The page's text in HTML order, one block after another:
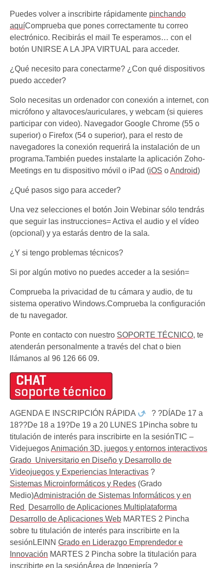
Puedes volver a inscribirte rápidamente pinchando
aquíComprueba que pones correctamente tu correo
electrónico. Recibirás el mail Te esperamos… con el
botón UNIRSE A LA JPA VIRTUAL para acceder.
¿Qué necesito para conectarme? ¿Con qué dispositivos
puedo acceder?
Solo necesitas un ordenador con conexión a internet, con
micrófono y altavoces/auriculares, y webcam (si quieres
participar con video). Navegador Google Chrome (55 o
superior) o Firefox (54 o superior), para el resto de
navegadores la conexión requerirá la instalación de un
programa.También puedes instalarte la aplicación Zoho-
Meetings en tu dispositivo móvil o iPad (iOS oAndroid)
¿Qué pasos sigo para acceder?
Una vez selecciones el botón Join Webinar sólo tendrás
que seguir las instrucciones= Activa el audio y el vídeo
(opcional) y ya estarás dentro de la sala.
¿Y si tengo problemas técnicos?
Si por algún motivo no puedes acceder a la sesión=
Comprueba la privacidad de tu cámara y audio, de tu
sistema operativo Windows.Comprueba la configuración
de tu navegador.
Ponte en contacto con nuestro SOPORTE TÉCNICO, te
atenderán personalmente a través del chat o bien
llámanos al 96 126 66 09.
AGENDA E INSCRIPCIÓN RÁPIDA
? ?DÍADe 17 a
18??De 18 a 19?De 19 a 20 LUNES 1Pincha sobre tu
titulación de interés para inscribirte en la sesiónTIC –
VidejuegosAnimación 3D, juegos y entornos interactivos
Grado Universitario en Diseño y Desarrollo de
Videojuegos y Experiencias Interactivas ?
Sistemas Microinformáticos y Redes (Grado
Medio)Administración de Sistemas Informáticos y en
Red
Desarrollo de Aplicaciones Multiplataforma
Desarrollo de Aplicaciones Web MARTES 2 Pincha
sobre tu titulación de interés para inscribirte en la
sesiónLEINN Grado en Liderazgo Emprendedor e
Innovación MARTES 2 Pincha sobre la titulación para
inscribirte en la sesiónÁrea de Ingeniería ?